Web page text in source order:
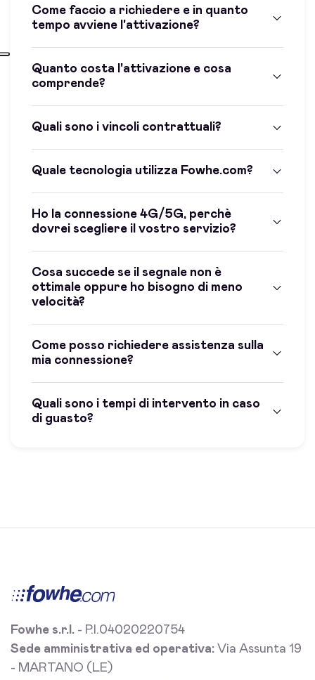
Come faccio a richiedere e in quanto
tempo avviene l'attivazione?
Quanto costa l'attivazione e cosa
comprende?
Quali sono i vincoli contrattuali?
Quale tecnologia utilizza Fowhe.com?
Ho la connessione 4G/5G, perchè
dovrei scegliere il vostro servizio?
Cosa succede se il segnale non è
ottimale oppure ho bisogno di meno
velocità?
Come posso richiedere assistenza sulla
mia connessione?
Quali sono i tempi di intervento in caso
di guasto?
Fowhe s.r.l. - P.I.04020220754
Sede amministrativa ed operativa: Via Assunta 19
- MARTANO (LE)